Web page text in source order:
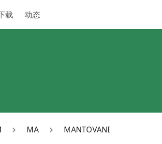
载 动态
MA MANTOVANI